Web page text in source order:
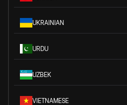
UKRAINIAN
URDU
UZBEK
VIETNAMESE